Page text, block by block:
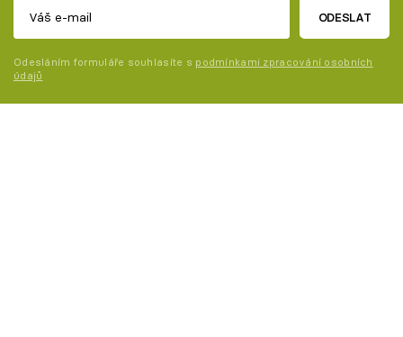
ODESLAT
Odesláním formuláře souhlasíte s podmínkami zpracování osobních
údajů